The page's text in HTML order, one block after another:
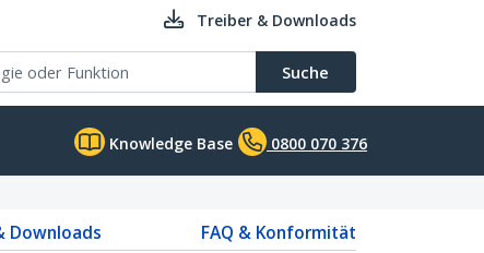
Treiber & Downloads
Suche
Knowledge Base 0800 070 376
Downloads FAQ & Konformität